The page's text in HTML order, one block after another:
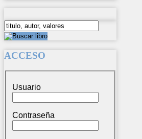
ACCESO
Usuario
Contraseña